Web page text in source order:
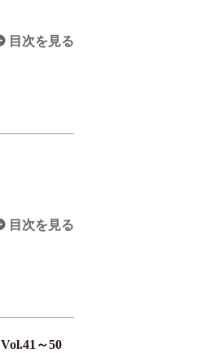
目次を見る
目次を見る
Vol.41～50